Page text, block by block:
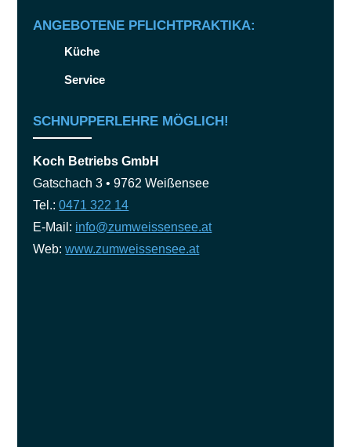
ANGEBOTENE PFLICHTPRAKTIKA:
Küche
Service
SCHNUPPERLEHRE MÖGLICH!
Koch Betriebs GmbH
Gatschach 3 • 9762 Weißensee
Tel.:0471 322 14
E-Mail: info@zumweissensee.at
Web:www.zumweissensee.at